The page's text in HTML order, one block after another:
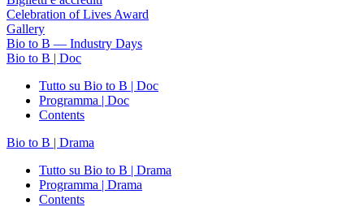
Celebration of Lives Award
Gallery
Bio to B — Industry Days
Bio to B | Doc
Tutto su Bio to B | Doc
Programma | Doc
Contents
Bio to B | Drama
Tutto su Bio to B | Drama
Programma | Drama
Contents